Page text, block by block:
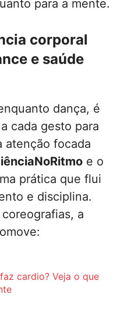
para a mente.
corporal
e saúde
dança, é
cada gesto para
atenção focada
e o
prática que flui
e disciplina.
a
cardio? Veja o que